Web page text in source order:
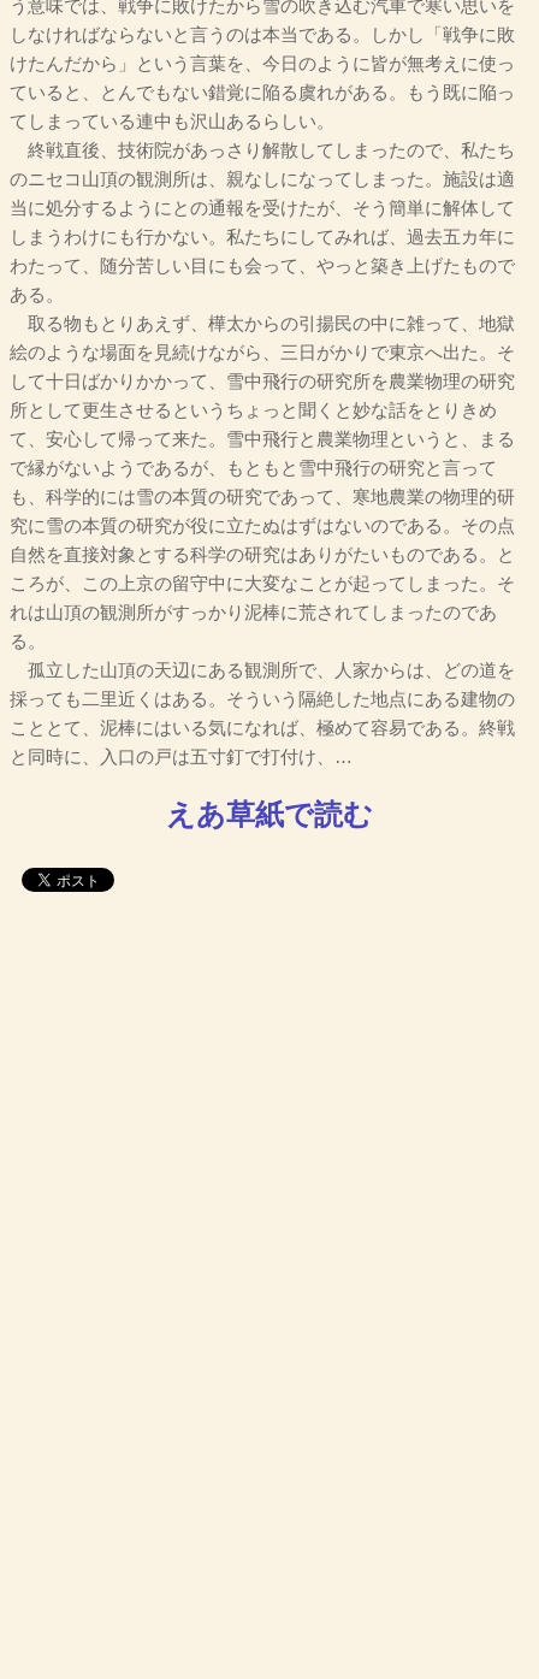
う意味では、戦争に敗けたから雪の吹き込む汽車で寒い思いを
しなければならないと言うのは本当である。しかし「戦争に敗
けたんだから」という言葉を、今日のように皆が無考えに使っ
ていると、とんでもない錯覚に陥る虞れがある。もう既に陥っ
てしまっている連中も沢山あるらしい。
終戦直後、技術院があっさり解散してしまったので、私たち
のニセコ山頂の観測所は、親なしになってしまった。施設は適
当に処分するようにとの通報を受けたが、そう簡単に解体して
しまうわけにも行かない。私たちにしてみれば、過去五カ年に
わたって、随分苦しい目にも会って、やっと築き上げたもので
ある。
取る物もとりあえず、樺太からの引揚民の中に雑って、地獄
絵のような場面を見続けながら、三日がかりで東京へ出た。そ
して十日ばかりかかって、雪中飛行の研究所を農業物理の研究
所として更生させるというちょっと聞くと妙な話をとりきめ
て、安心して帰って来た。雪中飛行と農業物理というと、まる
で縁がないようであるが、もともと雪中飛行の研究と言って
も、科学的には雪の本質の研究であって、寒地農業の物理的研
究に雪の本質の研究が役に立たぬはずはないのである。その点
自然を直接対象とする科学の研究はありがたいものである。と
ころが、この上京の留守中に大変なことが起ってしまった。そ
れは山頂の観測所がすっかり泥棒に荒されてしまったのであ
る。
孤立した山頂の天辺にある観測所で、人家からは、どの道を
採っても二里近くはある。そういう隔絶した地点にある建物の
こととて、泥棒にはいる気になれば、極めて容易である。終戦
と同時に、入口の戸は五寸釘で打付け、…
えあ草紙で読む